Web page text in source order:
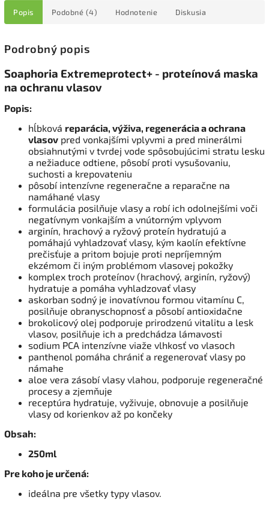
Popis Podobné (4) Hodnotenie Diskusia
Podrobný popis
Soaphoria Extremeprotect+ - proteínová maska
na ochranu vlasov
Popis:
hĺbková reparácia, výživa, regenerácia a ochrana
vlasov pred vonkajšími vplyvmi a pred minerálmi
obsiahnutými v tvrdej vode spôsobujúcimi stratu lesku
a nežiaduce odtiene, pôsobí proti vysušovaniu,
suchosti a krepovateniu
pôsobí intenzívne regeneračne a reparačne na
namáhané vlasy
formulácia posilňuje vlasy a robí ich odolnejšími voči
negatívnym vonkajším a vnútorným vplyvom
arginín, hrachový a ryžový proteín hydratujú a
pomáhajú vyhladzovať vlasy, kým kaolín efektívne
prečisťuje a pritom bojuje proti nepríjemným
ekzémom či iným problémom vlasovej pokožky
komplex troch proteínov (hrachový, arginín, ryžový)
hydratuje a pomáha vyhladzovať vlasy
askorban sodný je inovatívnou formou vitamínu C,
posilňuje obranyschopnosť a pôsobí antioxidačne
brokolicový olej podporuje prirodzenú vitalitu a lesk
vlasov, posilňuje ich a predchádza lámavosti
sodium PCA intenzívne viaže vlhkosť vo vlasoch
panthenol pomáha chrániť a regenerovať vlasy po
námahe
aloe vera zásobí vlasy vlahou, podporuje regeneračné
procesy a zjemňuje
receptúra hydratuje, vyživuje, obnovuje a posilňuje
vlasy od korienkov až po končeky
Obsah:
250ml
Pre koho je určená:
ideálna pre všetky typy vlasov.